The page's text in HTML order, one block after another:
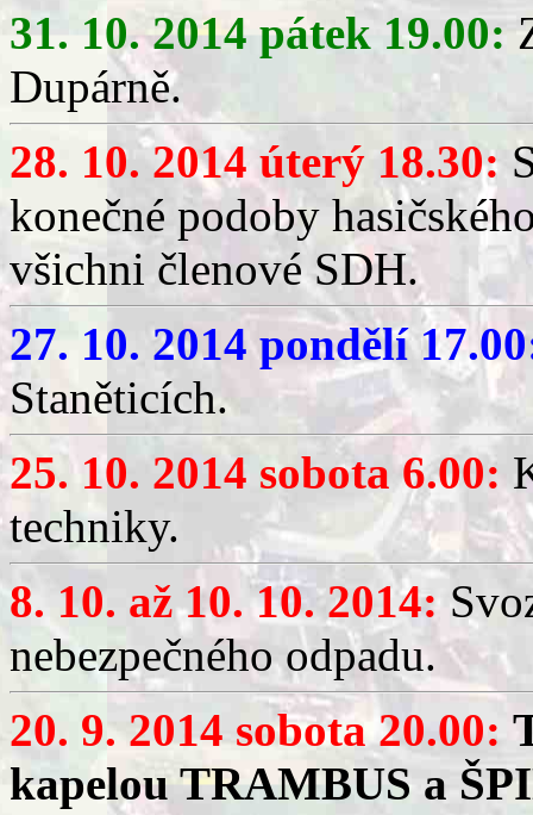
31. 10. 2014 pátek 19.00:
Dupárně.
28. 10. 2014 úterý 18.30:
konečné podoby
všichni členové SDH.
27. 10. 2014 pondělí
Staněticích.
25. 10. 2014 sobota 6.00:
techniky.
8. 10. až 10. 10. 2014:
nebezpečného odpadu.
20. 9. 2014 sobota 20.00:
kapelou TRAMBUS a